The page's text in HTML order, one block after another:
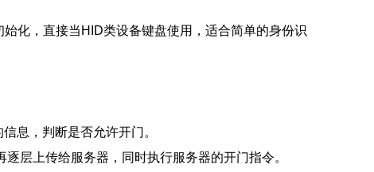
化，直接当HID类设备键盘使用，适合简单的身份识
息，判断是否允许开门。
层上传给服务器，同时执行服务器的开门指令。